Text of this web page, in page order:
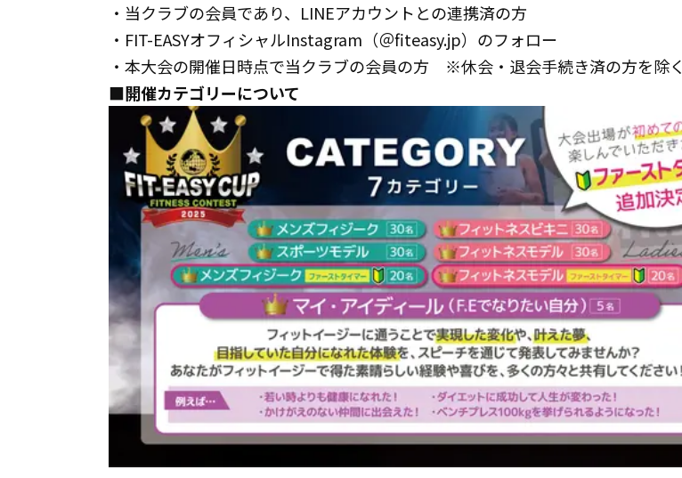
・当クラブの会員であり、LINEアカウントとの連携済の方
・FIT-EASYオフィシャルInstagram（＠fiteasy.jp）のフォロー
・本大会の開催日時点で当クラブの会員の方 ※休会・退会手続き済の方を除く
■開催カテゴリーについて